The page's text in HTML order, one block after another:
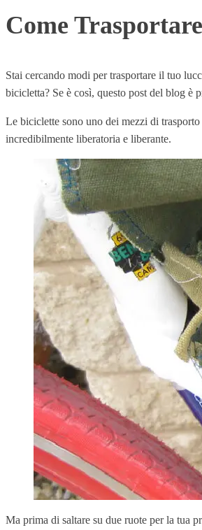
Come
Stai cercando modi per trasportare il tuo
bicicletta? Se è così, questo post del blog è
Le biciclette sono uno dei mezzi di
incredibilmente liberatoria e liberante.
Ma prima di saltare su due ruote per la tua